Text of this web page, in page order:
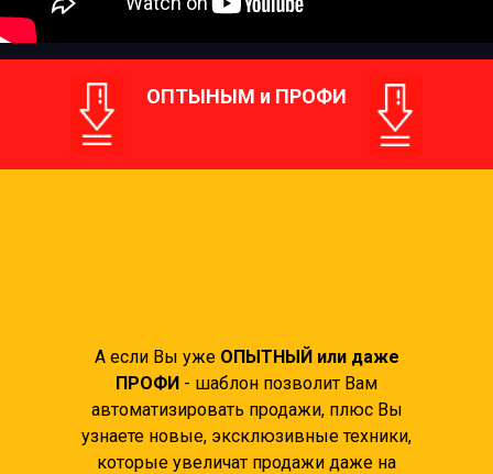
ОПТЫНЫМ и ПРОФИ
А если Вы уже ОПЫТНЫЙ или даже
ПРОФИ - шаблон позволит Вам
автоматизировать продажи, плюс Вы
узнаете новые, эксклюзивные техники,
которые увеличат продажи даже на